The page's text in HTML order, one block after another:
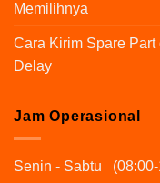
Memilihnya
Cara Kirim Spare
Delay
Jam Operasional
Senin - Sabtu (08:00-